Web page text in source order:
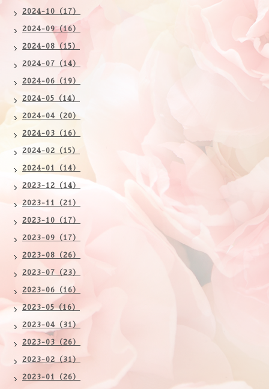
2024-10（17）
2024-09（16）
2024-08（15）
2024-07（14）
2024-06（19）
2024-05（14）
2024-04（20）
2024-03（16）
2024-02（15）
2024-01（14）
2023-12（14）
2023-11（21）
2023-10（17）
2023-09（17）
2023-08（26）
2023-07（23）
2023-06（16）
2023-05（16）
2023-04（31）
2023-03（26）
2023-02（31）
2023-01（26）